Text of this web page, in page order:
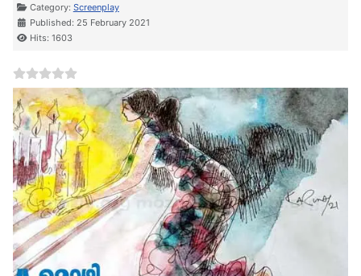
Category: Screenplay
Published: 25 February 2021
Hits: 1603